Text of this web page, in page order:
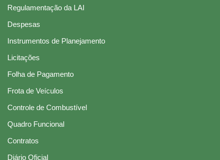
Regulamentação da LAI
Despesas
Instrumentos de Planejamento
Licitações
Folha de Pagamento
Frota de Veículos
Controle de Combustível
Quadro Funcional
Contratos
Diário Oficial